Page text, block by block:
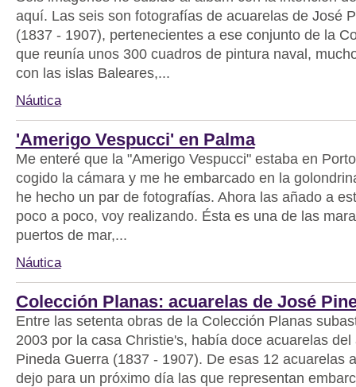
aquí. Las seis son fotografías de acuarelas de José
(1837 - 1907), pertenecientes a ese conjunto de la
que reunía unos 300 cuadros de pintura naval,
con las islas Baleares,...
Náutica
'Amerigo Vespucci' en Palma
Me enteré que la "Amerigo Vespucci" estaba en
cogido la cámara y me he embarcado en la
he hecho un par de fotografías. Ahora las añado a
poco a poco, voy realizando. Ésta es una de las
puertos de mar,...
Náutica
Colección Planas: acuarelas de José
Entre las setenta obras de la Colección Planas
2003 por la casa Christie's, había doce acuarelas
Pineda Guerra (1837 - 1907). De esas 12 acuarelas
dejo para un próximo día las que representan